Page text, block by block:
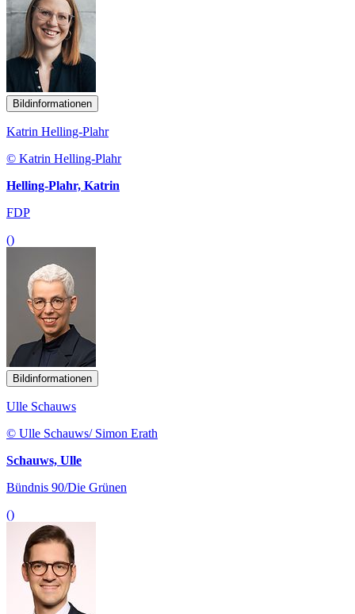
Bildinformationen
Katrin Helling-Plahr
© Katrin Helling-Plahr
Helling-Plahr, Katrin
FDP
()
Bildinformationen
Ulle Schauws
© Ulle Schauws/ Simon Erath
Schauws, Ulle
Bündnis 90/Die Grünen
()